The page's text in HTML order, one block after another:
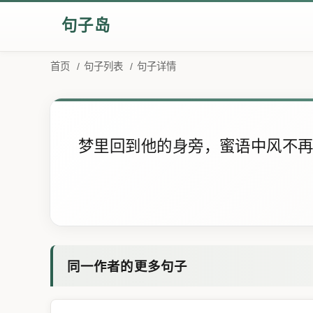
句子岛
首页 / 句子列表 / 句子详情
梦里回到他的身旁，蜜语中风不
同一作者的更多句子